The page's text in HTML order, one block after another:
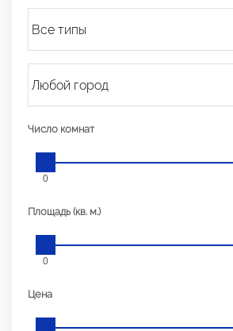
Число комнат
0
Площадь (кв. м.)
0
Цена